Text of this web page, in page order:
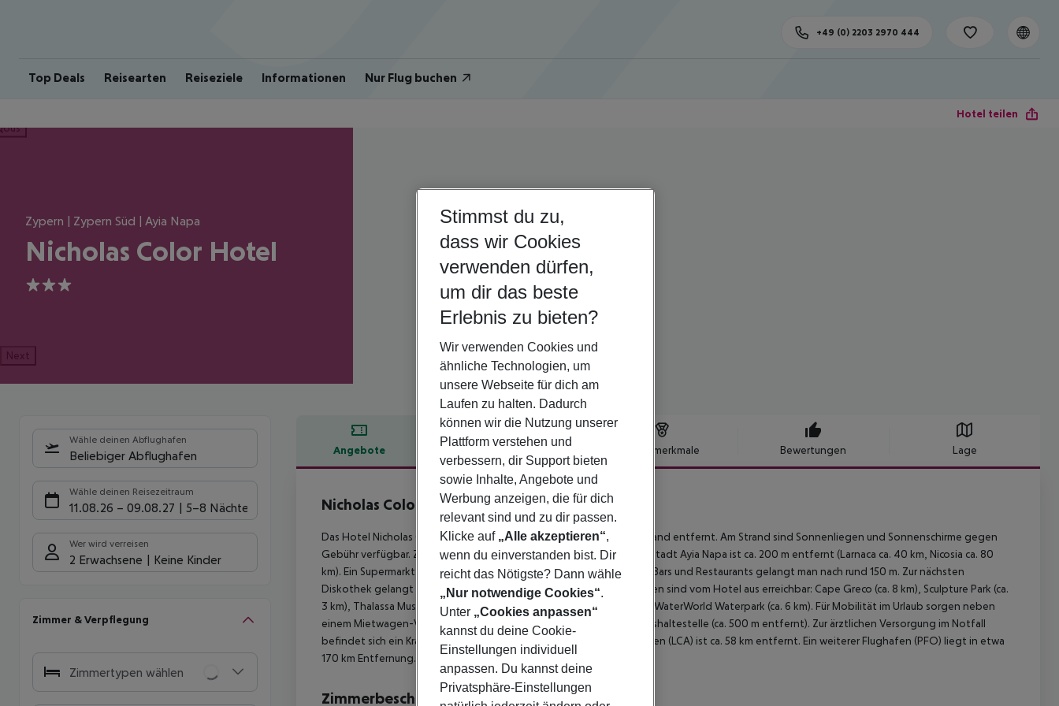
Top Deals Reisearten Reiseziele Informationen Nur Flug buchen
+49 (0) 2203 2970 444
Hotel teilen
Zypern | Zypern Süd | Ayia Napa
Nicholas Color Hotel
3
Next
Wähle deinen Abflughafen
Beliebiger Abflughafen
Wähle deinen Reisezeitraum
11.08.26 – 09.08.27 5-8 Nächte
Wer wird verreisen
2 Erwachsene Keine Kinder
Zimmer & Verpflegung
Zimmertypen wählen
Angebote Hotelbeschreibung Hotelmerkmale Bewertungen Lage
Hotelbeschreibung
Nicholas Color Hotel
3
Das Hotel Nicholas Color Hotel befindet sich ca. 300 m vom Sandstrand entfernt. Am Strand sind Sonnenliegen und Sonnenschirme gegen
Gebühr verfügbar. Zum touristischen Zentrum sind es ca. 200 m. Die Stadt Ayia Napa ist ca. 200 m entfernt (Larnaca ca. 40 km, Nicosia ca. 80
km). Ein Supermarkt ist nach ca. 300 m zu erreichen. Zu den nächsten Bars und Restaurants gelangt man nach rund 150 m. Zur nächsten
Diskothek gelangt man nach rund 1 km. Folgende Sehenswürdigkeiten sind vom Hotel aus erreichbar: Cape Greco (ca. 8 km), Sculpture Park (ca.
3 km), Thalassa Museum (ca. 1 km), Ayia Napa Monastery (ca. 1 km) und WaterWorld Waterpark (ca. 6 km). Für Mobilität im Urlaub sorgen neben
einem Mietwagen-Verleih auch ein Taxistand (ca. 300 m) und eine Bushaltestelle (ca. 500 m entfernt). Zur ärztlichen Versorgung im Notfall
befindet sich ein Krankenhaus in etwa 13 km Entfernung. Der Flughafen (LCA) ist ca. 58 km entfernt. Ein weiterer Flughafen (PFO) liegt in etwa
170 km Entfernung.
Zimmerbeschreibung
Stimmst du zu,
dass wir Cookies
verwenden dürfen,
um dir das beste
Erlebnis zu bieten?
Wir verwenden Cookies und
ähnliche Technologien, um
unsere Webseite für dich am
Laufen zu halten. Dadurch
können wir die Nutzung unserer
Plattform verstehen und
verbessern, dir Support bieten
sowie Inhalte, Angebote und
Werbung anzeigen, die für dich
relevant sind und zu dir passen.
Klicke auf „Alle akzeptieren“,
wenn du einverstanden bist. Dir
reicht das Nötigste? Dann wähle
„Nur notwendige Cookies“.
Unter „Cookies anpassen“
kannst du deine Cookie-
Einstellungen individuell
anpassen. Du kannst deine
Privatsphäre-Einstellungen